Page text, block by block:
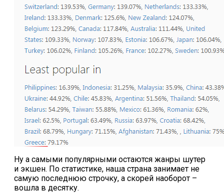
Ну а самыми популярными остаются жанры шутер
и экшен. По статистике, наша страна занимает не
самую последнюю строчку, а скорей наоборот –
вошла в десятку.